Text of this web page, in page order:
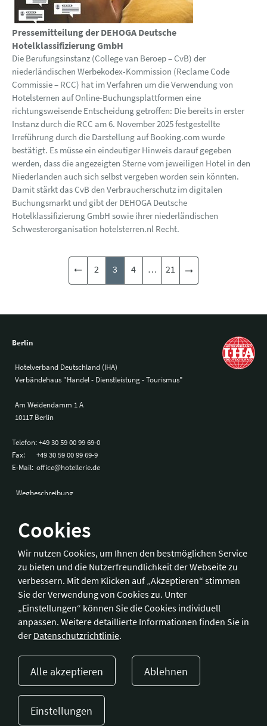
Cookies
Wir nutzen Cookies, um Ihnen den bestmöglichen Service
zu bieten und die Nutzerfreundlichkeit der Webseite zu
verbessern. Mit dem Klicken auf „Akzeptieren“ stimmen
Sie der Verwendung von Cookies zu. Unter
„Einstellungen“ können Sie die Cookies individuell
anpassen. Weitere detaillierte Informationen finden Sie in
der Datenschutzrichtlinie.
Alle akzeptieren Ablehnen
Einstellungen
Pressemitteilung der DEHOGA Deutsche
Hotelklassifizierung GmbH
Die Berufungsinstanz (College van Beroep – CvB) der
niederländischen Werbekodex-Kommission (Reclame Code
Commissie – RCC) hat im Verfahren um die Verwendung von
Hotelsternen auf Online-Buchungsplattformen eine
richtungsweisende Entscheidung getroffen: Die bereits in erster
Instanz durch die RCC am 6. November 2025 festgestellte
Irreführung durch die Darstellung auf Booking.com wurde
bestätigt. Es müsse ein eindeutiger Hinweis darauf gegeben
werden, dass die angezeigten Sterne vom jeweiligen Hotel in den
Niederlanden auch sich selbst vergeben worden sein könnten.
Damit stärkt das CvB den Verbraucherschutz im digitalen
Buchungsmarkt und gibt der DEHOGA Deutsche
Hotelklassifizierung GmbH sowie ihrer niederländischen
Schwesterorganisation hotelsterren.nl Recht.
2 3 4 … 21
Berlin
Hotelverband Deutschland (IHA)
Verbändehaus "Handel - Dienstleistung - Tourismus"
Am Weidendamm 1 A
10117 Berlin
Telefon:+49 30 59 00 99 69-0
Fax:
+49 30 59 00 99 69-9
E-Mail: office@hotellerie.de
Wegbeschreibung
Hotelverband Deutschland (IHA) / IHA-Service GmbH
Kronprinzenstraße 37
53173 Bonn
Telefon:
Fax:
+49 228 92 39 29-9
E-Mail:bonn@hotellerie.de
Wegbeschreibung
Presse Kontakt
Cookie-Einstellungen